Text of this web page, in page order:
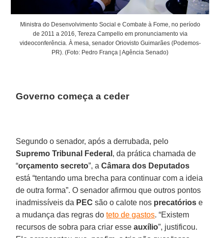
Ministra do Desenvolvimento Social e Combate à Fome, no período
de 2011 a 2016, Tereza Campello em pronunciamento via
videoconferência. À mesa, senador Oriovisto Guimarães (Podemos-
PR). (Foto: Pedro França | Agência Senado)
Governo começa a ceder
Segundo o senador, após a derrubada, pelo
Supremo Tribunal Federal , da prática chamada de
“orçamento secreto”, aCâmara dos Deputados
está “tentando uma brecha para continuar com a ideia
de outra forma”. O senador afirmou que outros pontos
inadmissíveis da PEC são o calote nos precatórios e
a mudança das regras doteto de gastos. “Existem
recursos de sobra para criar esseauxílio”, justificou.